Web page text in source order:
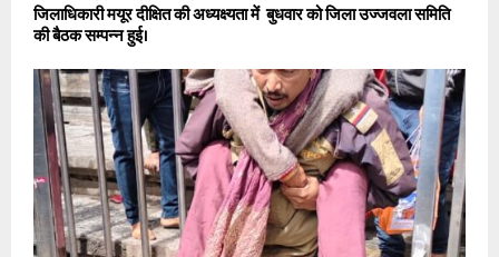
जिलाधिकारी मयूर दीक्षित की अध्यक्ष्यता में बुधवार को जिला उज्जवला समिति
की बैठक सम्पन्न हुई।